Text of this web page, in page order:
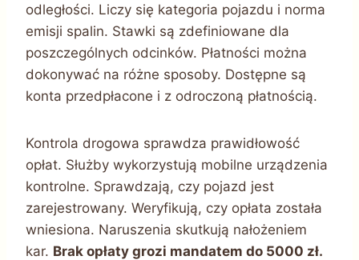
odległości. Liczy się kategoria pojazdu i norma
emisji spalin. Stawki są zdefiniowane dla
poszczególnych odcinków. Płatności można
dokonywać na różne sposoby. Dostępne są
konta przedpłacone i z odroczoną płatnością.
Kontrola drogowa sprawdza prawidłowość
opłat. Służby wykorzystują mobilne urządzenia
kontrolne. Sprawdzają, czy pojazd jest
zarejestrowany. Weryfikują, czy opłata została
wniesiona. Naruszenia skutkują nałożeniem
kar. Brak opłaty grozi mandatem do 5000 zł.